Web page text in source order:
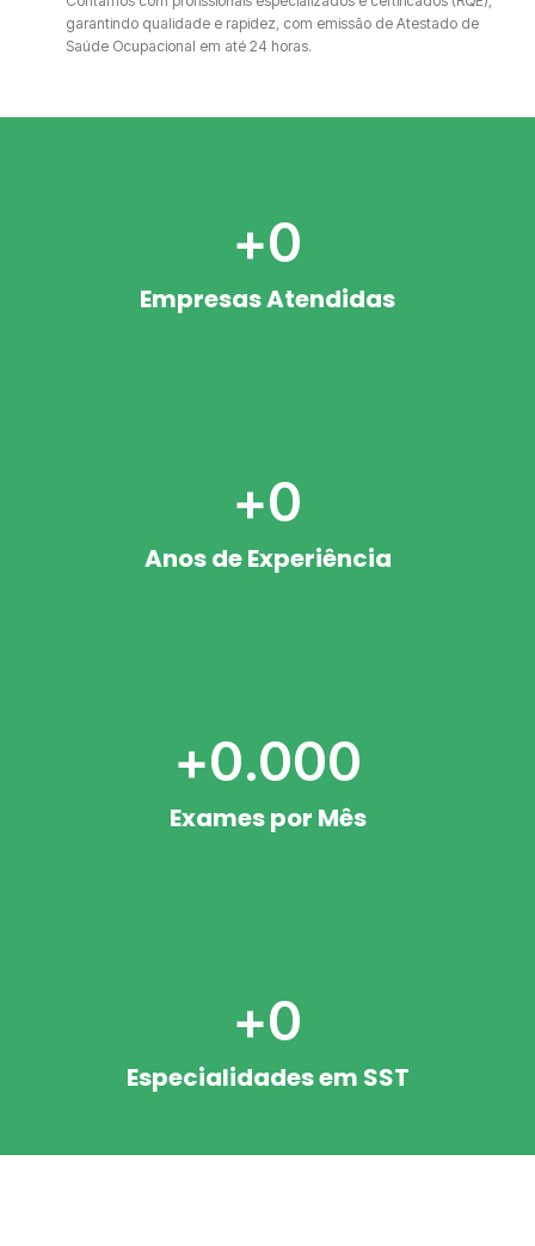
garantindo qualidade e rapidez, com emissão de Atestado de
Saúde Ocupacional em até 24 horas.
Empresas Atendidas
+0
Anos de Experiência
+0
Exames por Mês
+0.000
Especialidades em SST
+0